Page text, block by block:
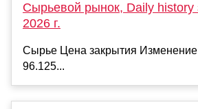
Сырьевой рынок, Daily history
2026 г.
Сырье Цена закрытия
96.125...